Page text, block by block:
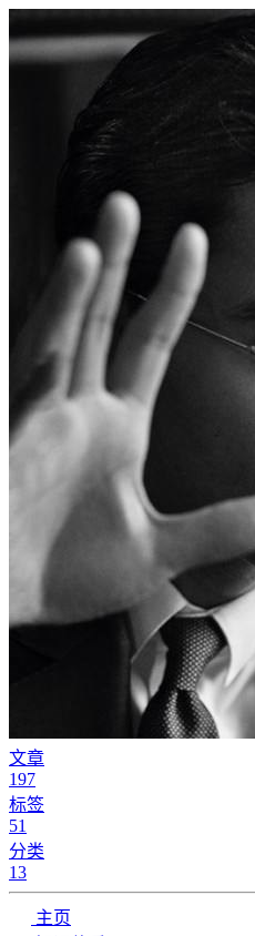
文章
197
标签
51
分类
13
主页